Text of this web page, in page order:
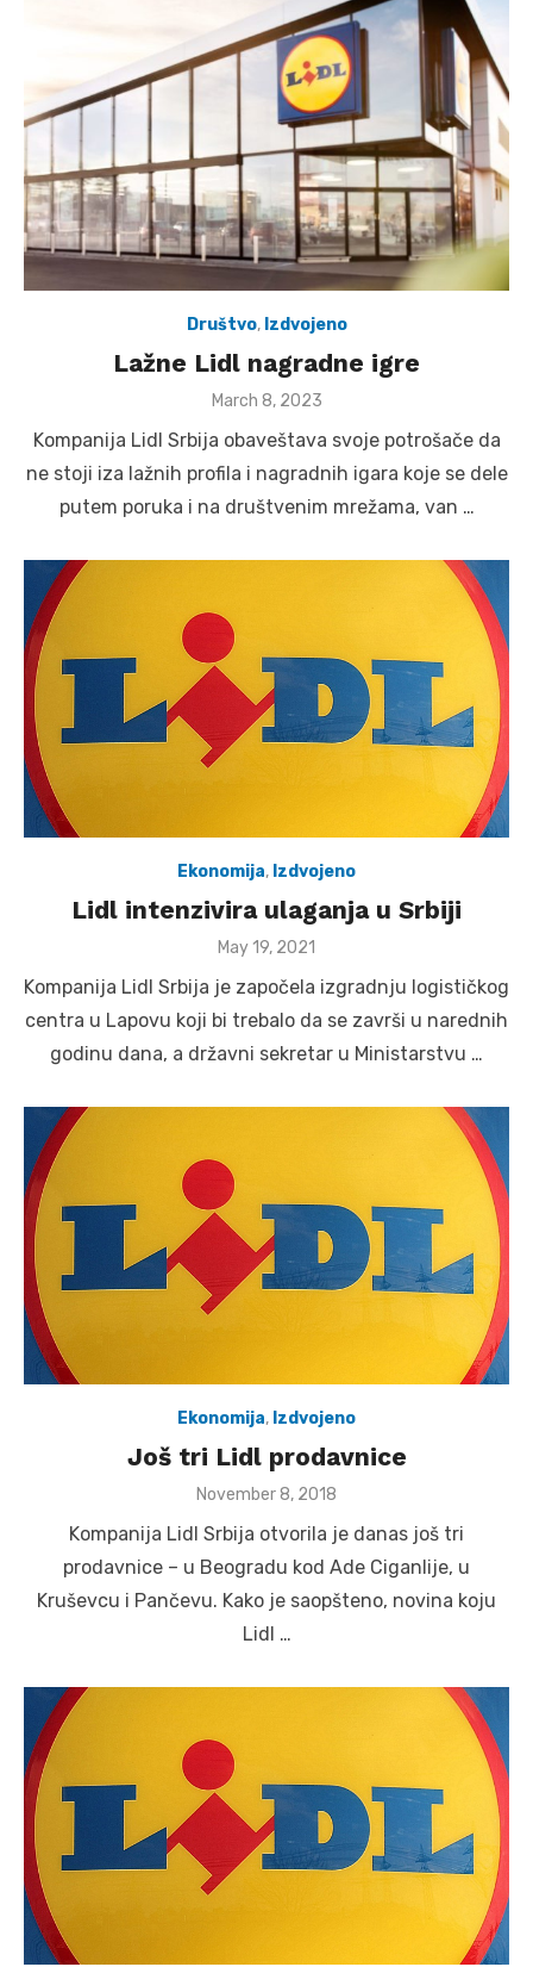
Društvo, Izdvojeno
Lažne Lidl nagradne igre
Posted
March 8, 2023
Kompanija Lidl Srbija obaveštava svoje potrošače da
ne stoji iza lažnih profila i nagradnih igara koje se dele
putem poruka i na društvenim mrežama, van …
Ekonomija, Izdvojeno
Lidl intenzivira ulaganja u Srbiji
Posted
May 19, 2021
Kompanija Lidl Srbija je započela izgradnju logističkog
centra u Lapovu koji bi trebalo da se završi u narednih
godinu dana, a državni sekretar u Ministarstvu …
Ekonomija, Izdvojeno
Još tri Lidl prodavnice
Posted
November 8, 2018
Kompanija Lidl Srbija otvorila je danas još tri
prodavnice – u Beogradu kod Ade Ciganlije, u
Kruševcu i Pančevu. Kako je saopšteno, novina koju
Lidl …